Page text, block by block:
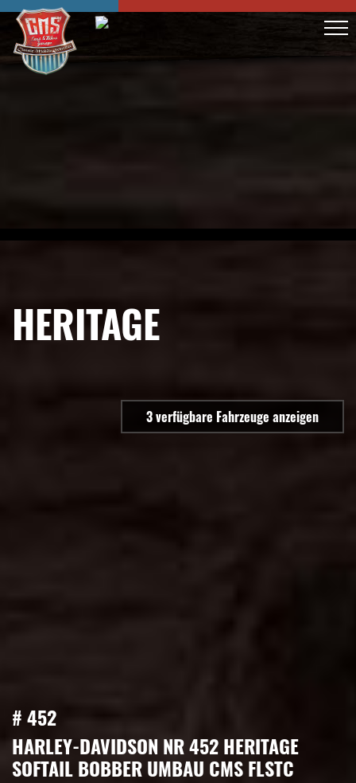
HERITAGE
3 verfügbare Fahrzeuge anzeigen
# 452
HARLEY-DAVIDSON NR 452 HERITAGE
SOFTAIL BOBBER UMBAU CMS FLSTC